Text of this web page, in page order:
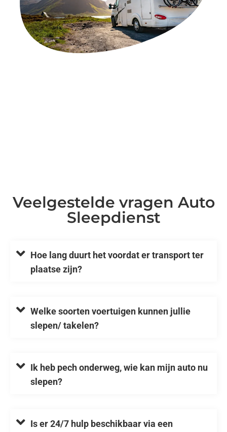
Veelgestelde vragen Auto
Sleepdienst
Hoe lang duurt het voordat er transport ter
plaatse zijn?
Welke soorten voertuigen kunnen jullie
slepen/ takelen?
Ik heb pech onderweg, wie kan mijn auto nu
slepen?
Is er 24/7 hulp beschikbaar via een